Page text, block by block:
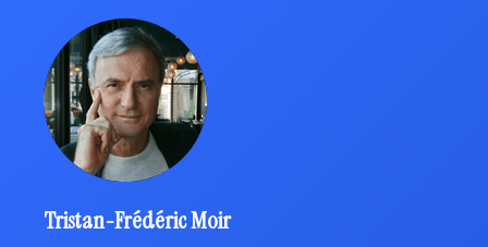
Tristan-Frédéric Moir